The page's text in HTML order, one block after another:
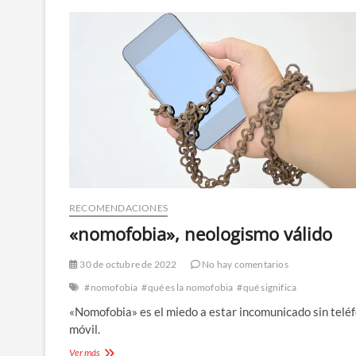
RECOMENDACIONES
«nomofobia», neologismo válido
30 de octubre de 2022
No hay comentarios
#nomofobia #qué es la nomofobia #qué significa
«Nomofobia» es el miedo a estar incomunicado sin
móvil.
Ver más«nomofobia»,